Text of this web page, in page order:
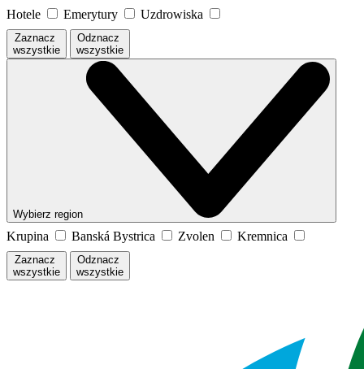
Hotele
Emerytury Uzdrowiska
Zaznacz
wszystkie
Odznacz
wszystkie
Wybierz region
Krupina Banská Bystrica Zvolen Kremnica
Zaznacz
wszystkie
Odznacz
wszystkie